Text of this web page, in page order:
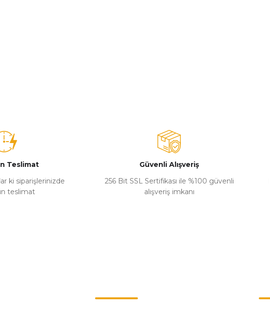
Teslimat
ki siparişlerinizde
teslimat
Güvenli Alışveriş
256 Bit SSL Sertifikası ile %100 güvenli
alışveriş imkanı